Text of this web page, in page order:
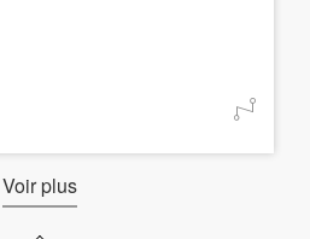
Voir plus